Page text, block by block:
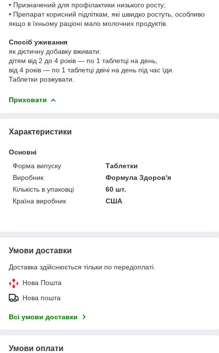
• Призначений для профілактики низького росту;
• Препарат корисний підліткам, які швидко ростуть, особливо
якщо в їхньому раціоні мало молочних продуктів.
Спосіб уживання
як дієтичну добавку вживати:
дітям від 2 до 4 років — по 1 таблетці на день,
від 4 років — по 1 таблетці двічі на день під час їди.
Таблетки розжувати.
Приховати
Характеристики
Основні
Форма випуску
Таблетки
Виробник
Формула Здоров'я
Кількість в упаковці
60 шт.
Країна виробник
США
Умови доставки
Доставка здійснюється тільки по передоплаті.
Нова Пошта
Нова пошта
Всі умови доставки
Умови оплати